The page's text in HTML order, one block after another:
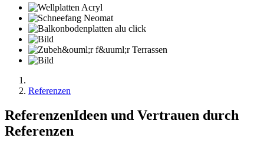
Referenzen
ReferenzenIdeen und Vertrauen durch
Referenzen